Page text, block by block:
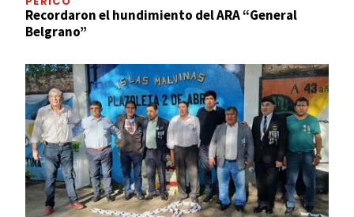
Recordaron el hundimiento del ARA “General
Belgrano”